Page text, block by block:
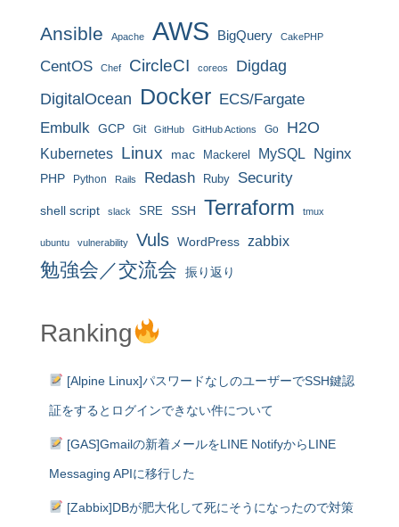
Ansible Apache AWS BigQuery CakePHP
CentOS Chef CircleCI coreos
Digdag
DigitalOcean Docker ECS/Fargate
Embulk GCP Git GitHub GitHub Actions Go H2O
Kubernetes Linux mac Mackerel MySQL Nginx
PHP Python Rails Redash Ruby Security
shell script slack SRE SSH Terraform tmux
ubuntu vulnerability Vuls WordPress zabbix
勉強会／交流会 振り返り
Ranking
[Alpine Linux]パスワードなしのユーザーでSSH鍵認
証をするとログインできない件について
[GAS]Gmailの新着メールをLINE NotifyからLINE
Messaging APIに移行した
[Zabbix]DBが肥大化して死にそうになったので対策